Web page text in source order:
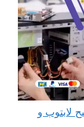
صبحان 65511033 تصليح لابتوب و